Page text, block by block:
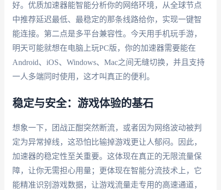
好。优质加速器能智能分析你的网络环境，从全球节点
中推荐延迟最低、最稳定的那条线路给你，实现一键智
能连接。第二点是多平台兼容性。今天用手机玩手游，
明天可能就想在电脑上玩PC版，你的加速器需要能在
Android、iOS、Windows、Mac之间无缝切换，并且支持
一人多端同时使用，这才叫真正的便利。
稳定与安全：游戏体验的基石
想象一下，团战正酣突然断流，或者因为网络波动被判
定为异常掉线，这恐怕比输掉游戏更让人郁闷。因此，
加速器的稳定性至关重要。这体现在真正的无限流量保
障，让你无需担心用量；更体现在智能分流技术上，它
能精准识别游戏数据，让游戏流量走专用的高速通道，